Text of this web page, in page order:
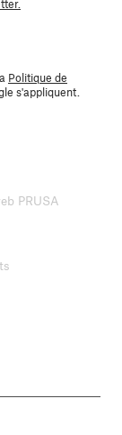
Politique de
s'appliquent.
PRUSA